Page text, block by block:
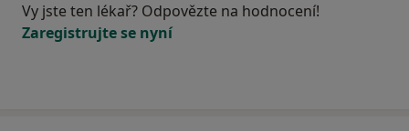
Vy jste ten lékař? Odpovězte na hodnocení!
Zaregistrujte se nyní